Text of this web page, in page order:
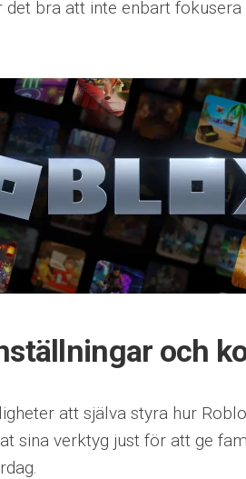
bra att inte enbart
och
att själva styra hur
sina verktyg just för att ge